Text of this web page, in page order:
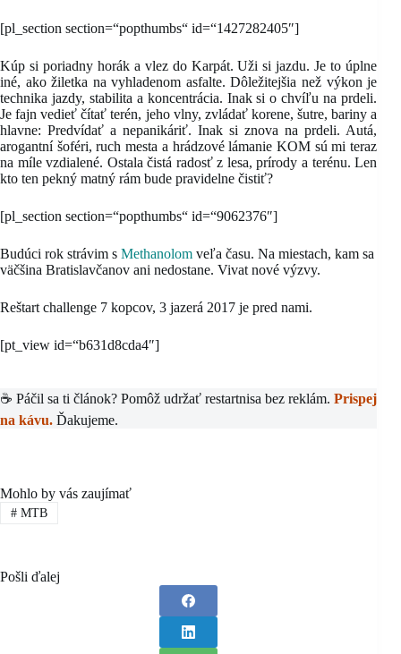
[pl_section section=“popthumbs“ id=“1427282405″]
Kúp si poriadny horák a vlez do Karpát. Uži si jazdu. Je to úplne
iné, ako žiletka na vyhladenom asfalte. Dôležitejšia než výkon je
technika jazdy, stabilita a koncentrácia. Inak si o chvíľu na prdeli.
Je fajn vedieť čítať terén, jeho vlny, zvládať korene, šutre, bariny a
hlavne: Predvídať a nepanikáriť. Inak si znova na prdeli. Autá,
arogantní šoféri, ruch mesta a hrádzové lámanie KOM sú mi teraz
na míle vzdialené. Ostala čistá radosť z lesa, prírody a terénu. Len
kto ten pekný matný rám bude pravidelne čistiť?
[pl_section section=“popthumbs“ id=“9062376″]
Budúci rok strávim s Methanolom veľa času. Na miestach, kam sa
väčšina Bratislavčanov ani nedostane. Vivat nové výzvy.
Reštart challenge 7 kopcov, 3 jazerá 2017 je pred nami.
[pt_view id=“b631d8cda4″]
☕ Páčil sa ti článok? Pomôž udržať restartnisa bez reklám. Prispej
na kávu. Ďakujeme.
Mohlo by vás zaujímať
#MTB
Pošli ďalej